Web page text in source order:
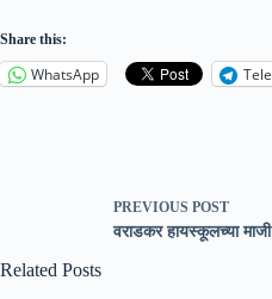
Share this:
WhatsApp
PREVIOUS POST
वराडकर हायस्कूलच्या माजी
Related Posts